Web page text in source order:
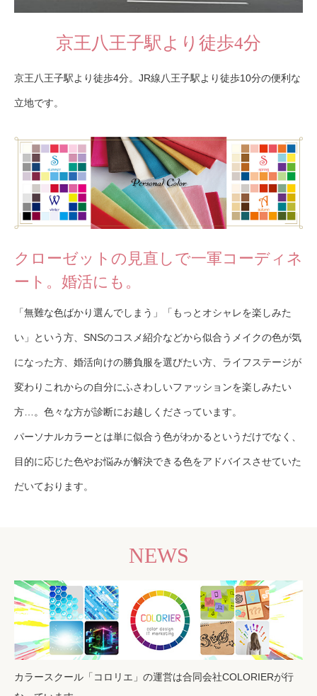
京王八王子駅より徒歩4分
京王八王子駅より徒歩4分。JR線八王子駅より徒歩10分の便利な
立地です。
クローゼットの見直しで一軍コーディネ
ート。婚活にも。
「無難な色ばかり選んでしまう」「もっとオシャレを楽しみた
い」という方、SNSのコスメ紹介などから似合うメイクの色が気
になった方、婚活向けの勝負服を選びたい方、ライフステージが
変わりこれからの自分にふさわしいファッションを楽しみたい
方…。色々な方が診断にお越しくださっています。
パーソナルカラーとは単に似合う色がわかるというだけでなく、
目的に応じた色やお悩みが解決できる色をアドバイスさせていた
だいております。
NEWS
カラースクール「コロリエ」の運営は合同会社COLORIERが行